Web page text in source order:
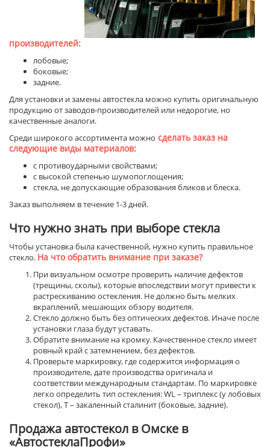
производителей:
лобовые;
боковые;
задние.
Для установки и замены автостекла можно купить оригинальную
продукцию от заводов-производителей или недорогие, но
качественные аналоги.
Среди широкого ассортимента можно сделать заказ на
следующие виды материалов:
с противоударными свойствами;
с высокой степенью шумопоглощения;
стекла, не допускающие образования бликов и блеска.
Заказ выполняем в течение 1-3 дней.
Что нужно знать при выборе стекла
Чтобы установка была качественной, нужно купить правильное
стекло. На что обратить внимание при заказе?
При визуальном осмотре проверить наличие дефектов
(трещины, сколы), которые впоследствии могут привести к
растрескиванию остекления. Не должно быть мелких
вкраплений, мешающих обзору водителя.
Стекло должно быть без оптических дефектов. Иначе после
установки глаза будут уставать.
Обратите внимание на кромку. Качественное стекло имеет
ровный край с затемнением, без дефектов.
Проверьте маркировку, где содержится информация о
производителе, дате производства оригинала и
соответствии международным стандартам. По маркировке
легко определить тип остекления: WL – триплекс (у лобовых
стекол), Т – закаленный сталинит (боковые, задние).
Продажа автостекол в Омске в
«АвтостеклаПрофи»